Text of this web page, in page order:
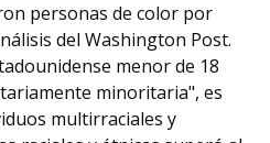
personas de color por
del Washington Post.
menor de 18
minoritaria", es
multirraciales y